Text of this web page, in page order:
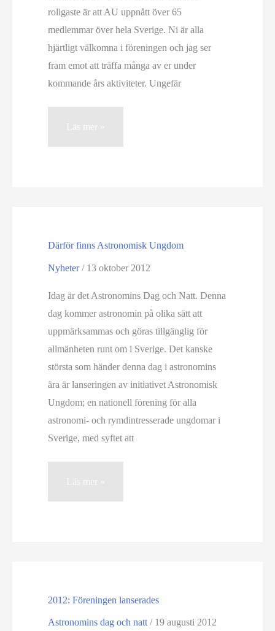
roligaste är att AU uppnått över 65
medlemmar över hela Sverige. Ni är alla
hjärtligt välkomna i föreningen och jag ser
fram emot att träffa många av er under
kommande års aktiviteter. Ungefär
AU
Läs mer »
Därför finns Astronomisk Ungdom
Nyheter/ 13 oktober 2012
Idag är det Astronomins Dag och Natt. Denna
dag kommer astronomin på olika sätt att
uppmärksammas och göras tillgänglig för
allmänheten runt om i Sverige. Det kanske
största som händer denna dag i astronomins
ära är lanseringen av initiativet Astronomisk
Ungdom; en nationell förening för alla
astronomi- och rymdintresserade ungdomar i
Sverige, med syftet att
Därför
Läs mer »
2012: Föreningen lanserades
Astronomins dag och natt / 19 augusti 2012